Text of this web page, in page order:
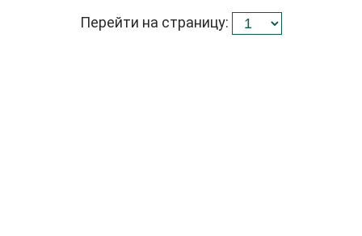
Перейти на страницу: